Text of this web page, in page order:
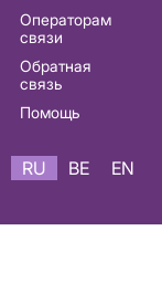
Операторам
связи
Обратная
связь
Помощь
RU BE EN